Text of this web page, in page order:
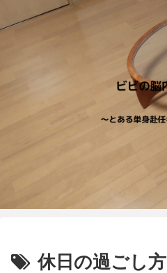
休日の過ごし方